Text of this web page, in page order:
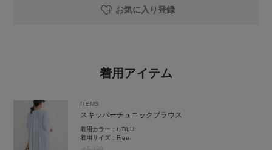
お気に入り登録
着用アイテム
ITEMS
スキッパーチュニックブラウス
着用カラー： L/BLU
着用サイズ： Free